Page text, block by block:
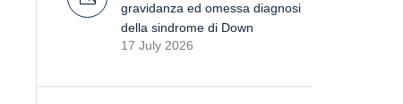
gravidanza ed omessa diagnosi
della sindrome di Down
17 July 2026